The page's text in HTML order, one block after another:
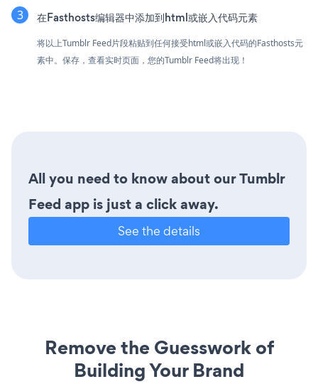
在Fasthosts编辑器中添加到html或嵌入代码元素
将以上Tumblr Feed片段粘贴到任何接受html或嵌入代码的Fasthosts元
素中。保存，查看实时页面，您的Tumblr Feed将出现！
All you need to know about our Tumblr
Feed app is just a click away.
See the details
Remove the Guesswork of
Building Your Brand